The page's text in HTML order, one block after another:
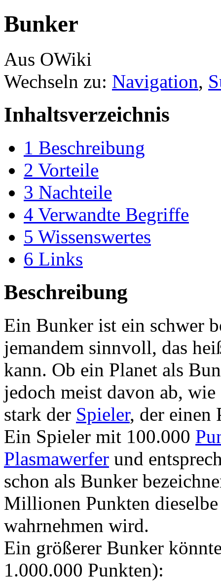
Bunker
Aus OWiki
Wechseln zu: Navigation,
Inhaltsverzeichnis
1 Beschreibung
2 Vorteile
3 Nachteile
4 Verwandte Begriffe
5 Wissenswertes
6 Links
Beschreibung
Ein Bunker ist ein schwer
jemandem sinnvoll, das
kann. Ob ein Planet als
jedoch meist davon ab,
stark der Spieler, der einen
Ein Spieler mit 100.000
Plasmawerfer und
schon als Bunker
Millionen Punkten
wahrnehmen wird.
Ein größerer Bunker
1.000.000 Punkten):